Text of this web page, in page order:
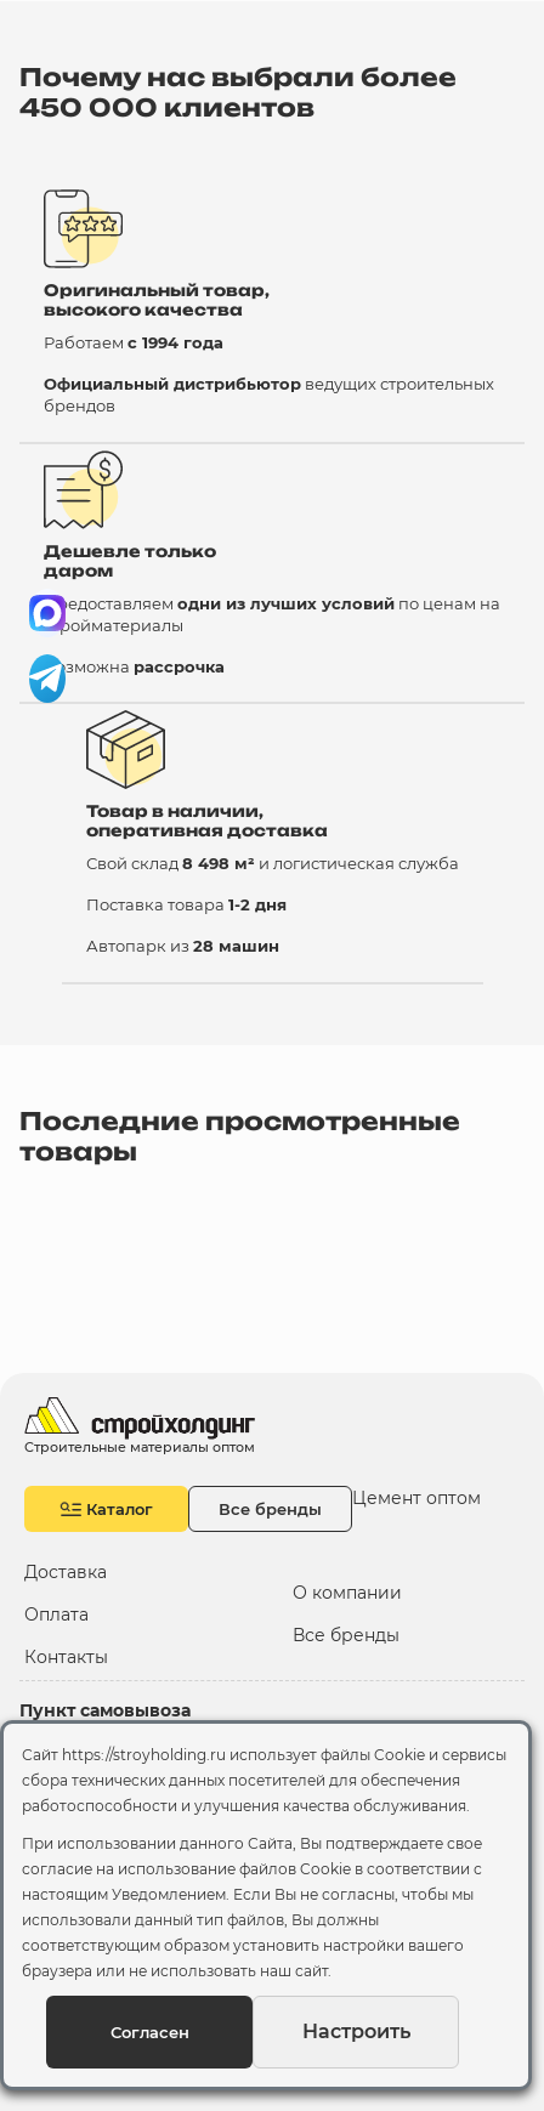
Почему нас выбрали более
450 000 клиентов
Оригинальный товар,
высокого качества
Работаем с 1994 года
Официальный дистрибьютор ведущих строительных
брендов
Дешевле только
даром
Предоставляем одни из лучших условий по ценам на
стройматериалы
Возможна рассрочка
Товар в наличии,
оперативная доставка
Свой склад 8 498 м² и логистическая служба
Поставка товара 1-2 дня
Автопарк из 28 машин
Последние просмотренные
товары
Строительные материалы оптом
Каталог Все бренды Цемент оптом
Доставка
Оплата
Контакты
О компании
Все бренды
Пункт самовывоза
2-й Иртышский проезд,
территория 2А стр.3
Офис
Москва, ул. Вятская, 49с1
© 2026 Стройхолдинг | г. Москва
Договор оферта
Политика конфиденциальности
Вы можете отозвать своё согласие, написав на
sales@stroyholding.ru
Сайт https://stroyholding.ru использует файлы Cookie и сервисы
сбора технических данных посетителей для обеспечения
работоспособности и улучшения качества обслуживания.
При использовании данного Сайта, Вы подтверждаете свое
согласие на использование файлов Cookie в соответствии с
настоящим Уведомлением. Если Вы не согласны, чтобы мы
использовали данный тип файлов, Вы должны
соответствующим образом установить настройки вашего
браузера или не использовать наш сайт.
Согласен Настроить